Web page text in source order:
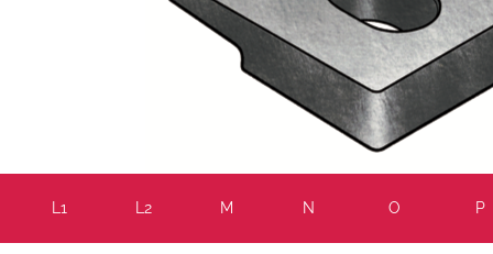
L1 L2 M N O P